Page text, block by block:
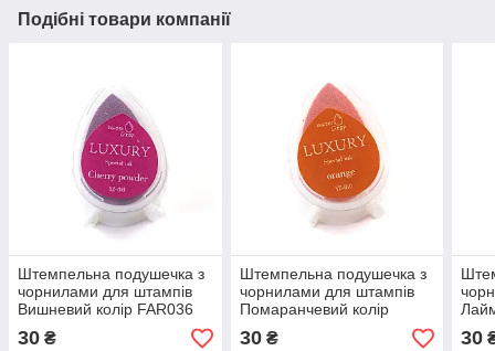
Подібні товари компанії
Штемпельна подушечка з
чорнилами для штампів
Вишневий колір FAR036
30 ₴
Штемпельна подушечка з
чорнилами для штампів
Помаранчевий колір
FAR039
30₴ 30